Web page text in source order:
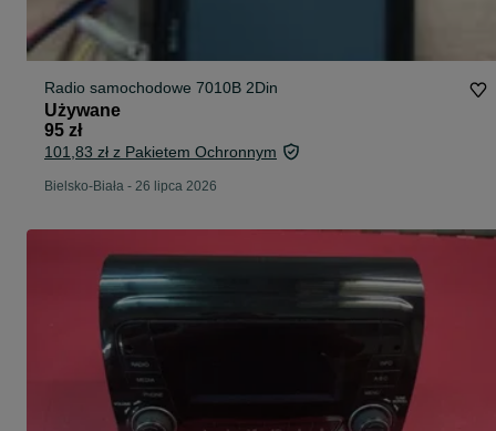
Radio samochodowe 7010B 2Din
Używane
95 zł
101,83 zł z Pakietem Ochronnym
Bielsko-Biała - 26 lipca 2026